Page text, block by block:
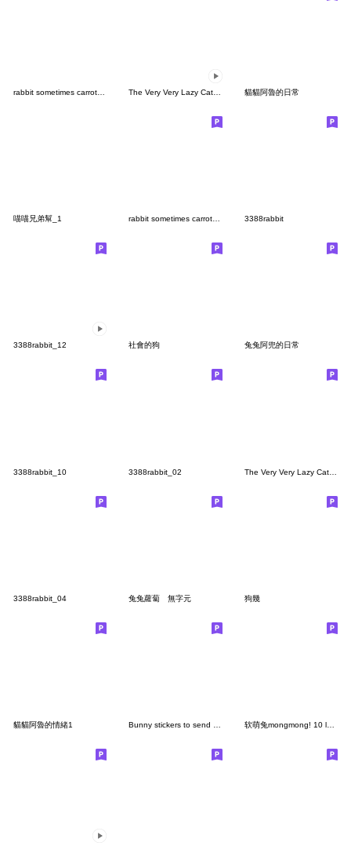
貓貓阿魯的日常
喵喵兄弟幫_1 3388rabbit
3388rabbit_12 社會的狗 兔兔阿兜的日常
3388rabbit_10 3388rabbit_02 The Very Very Lazy Cat - 情緒激動篇
3388rabbit_04 兔兔蘿蔔 無字元 狗幾
貓貓阿魯的情緒1 Bunny stickers to send to your lover 软萌兔mongmong! 10 lovely mongmong